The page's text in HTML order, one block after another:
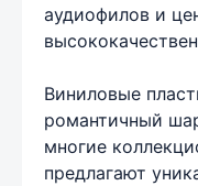
аудиофилов и
Виниловые
романтичный
многие
предлагают